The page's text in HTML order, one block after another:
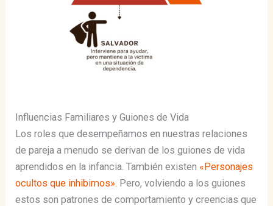
Influencias Familiares y Guiones de Vida
Los roles que desempeñamos en nuestras relaciones
de pareja a menudo se derivan de los guiones de vida
aprendidos en la infancia​​. También existen «Personajes
ocultos que inhibimos». Pero, volviendo a los guiones
estos son patrones de comportamiento y creencias que